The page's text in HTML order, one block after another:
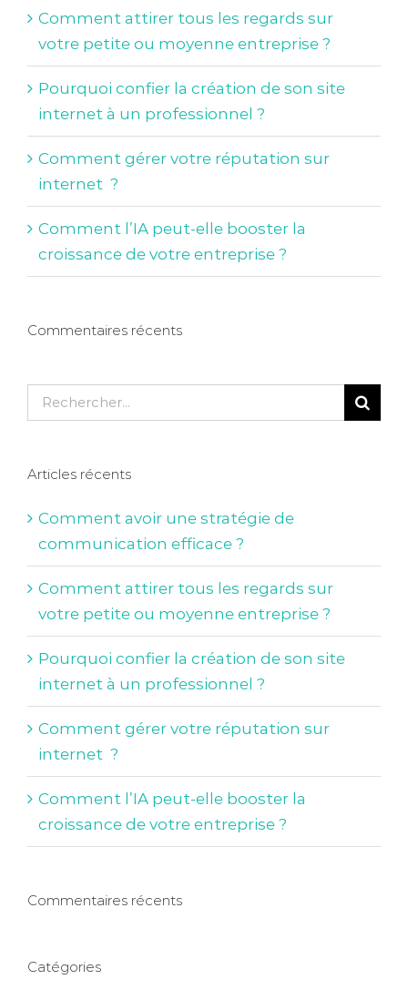
Comment attirer tous les regards sur
votre petite ou moyenne entreprise ?
Pourquoi confier la création de son site
internet à un professionnel ?
Comment gérer votre réputation sur
internet ?
Comment l’IA peut-elle booster la
croissance de votre entreprise ?
Commentaires récents
Rechercher:
Articles récents
Comment avoir une stratégie de
communication efficace ?
Comment attirer tous les regards sur
votre petite ou moyenne entreprise ?
Pourquoi confier la création de son site
internet à un professionnel ?
Comment gérer votre réputation sur
internet ?
Comment l’IA peut-elle booster la
croissance de votre entreprise ?
Commentaires récents
Catégories